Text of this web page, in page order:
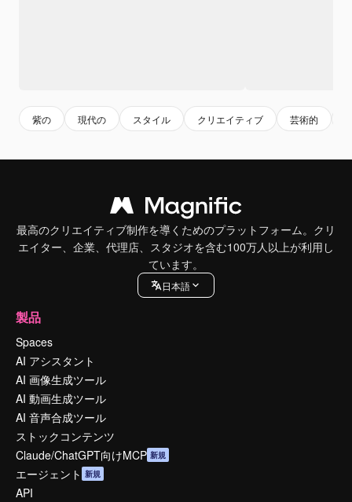
紫の 現代の スタイル クリエイティブ 芸術的
最高のクリエイティブ制作を導くためのプラットフォーム。クリ
エイター、企業、代理店、スタジオを含む100万人以上が利用し
ています。
日本語
製品
Spaces
AI アシスタント
AI 画像生成ツール
AI 動画生成ツール
AI 音声合成ツール
ストックコンテンツ
Claude/ChatGPT向けMCP 新規
エージェント 新規
API